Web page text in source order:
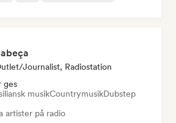
Journalist, Radiostation
ges
musikCountrymusikDubstep
artister på radio